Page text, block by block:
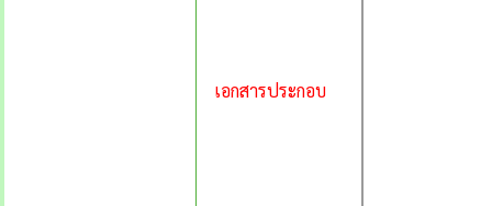
เอกสารประกอบ